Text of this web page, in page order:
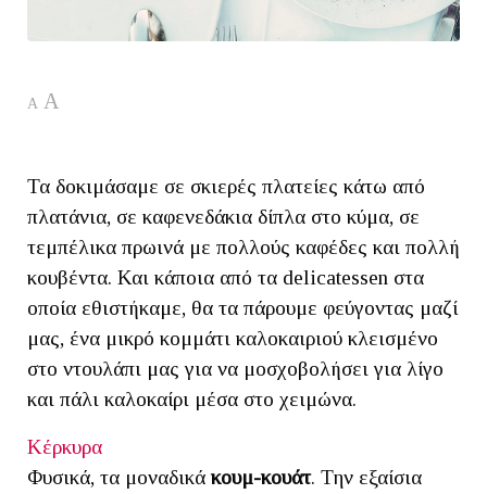
A A
Τα δοκιμάσαμε σε σκιερές πλατείες κάτω από
πλατάνια, σε καφενεδάκια δίπλα στο κύμα, σε
τεμπέλικα πρωινά με πολλούς καφέδες και πολλή
κουβέντα. Και κάποια από τα delicatessen στα
οποία εθιστήκαμε, θα τα πάρουμε φεύγοντας μαζί
μας, ένα μικρό κομμάτι καλοκαιριού κλεισμένο
στο ντουλάπι μας για να μοσχοβολήσει για λίγο
και πάλι καλοκαίρι μέσα στο χειμώνα.
Κέρκυρα
Φυσικά, τα μοναδικάκουμ-κουάτ. Την εξαίσια